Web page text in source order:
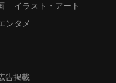
イラスト・アート
ンタメ
告掲載